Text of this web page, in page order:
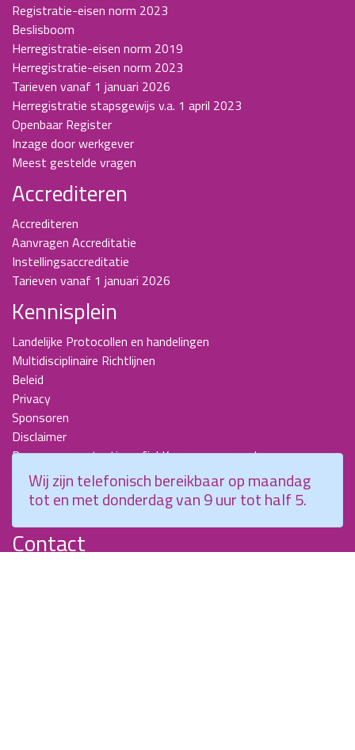
Registratie-eisen norm 2023
Beslisboom
Herregistratie-eisen norm 2019
Herregistratie-eisen norm 2023
Tarieven vanaf 1 januari 2026
Herregistratie stapsgewijs v.a. 1 april 2023
Openbaar Register
Inzage door werkgever
Meest gestelde vragen
Accrediteren
Accrediteren
Aanvragen Accreditatie
Instellingsaccreditatie
Tarieven vanaf 1 januari 2026
Kennisplein
Landelijke Protocollen en handelingen
Multidisciplinaire Richtlijnen
Beleid
Privacy
Sponsoren
Disclaimer
Beroepscompetentieprofiel Kraamverzorgende
Nieuwsbrieven
KCKZ-specials
Contact
Wij zijn telefonisch bereikbaar op maandag
tot en met donderdag van 9 uur tot half 5.